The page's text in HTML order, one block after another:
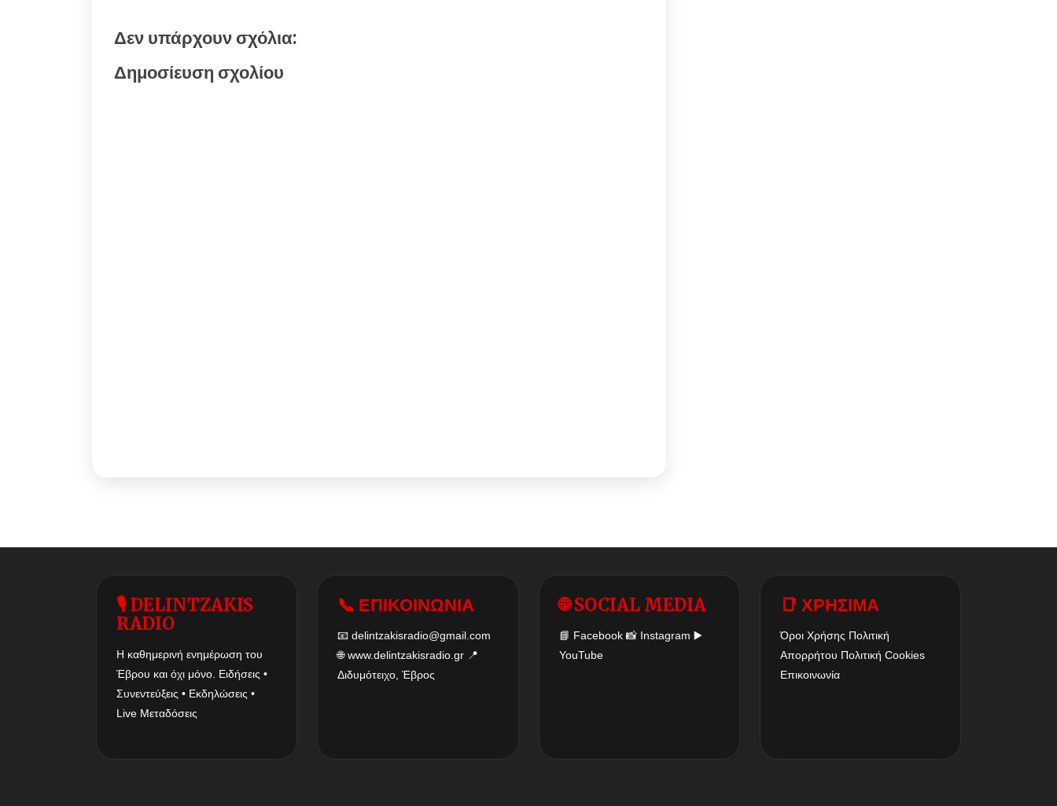
Δεν υπάρχουν σχόλια:
Δημοσίευση σχολίου
🎙 DELINTZAKIS
RADIO
Η καθημερινή ενημέρωση του
Έβρου και όχι μόνο. Ειδήσεις •
Συνεντεύξεις • Εκδηλώσεις •
Live Μεταδόσεις
📞 ΕΠΙΚΟΙΝΩΝΙΑ
📧delintzakisradio@gmail.com
🌐www.delintzakisradio.gr 📍
Διδυμότειχο, Έβρος
🌐 SOCIAL MEDIA
📘 Facebook📸 Instagram ▶️
YouTube
📑 ΧΡΗΣΙΜΑ
Όροι Χρήσης Πολιτική
Απορρήτου Πολιτική Cookies
Επικοινωνία